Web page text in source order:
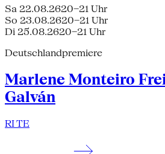
Sa 22.08.2620–21 Uhr
So 23.08.2620–21 Uhr
Di 25.08.2620–21 Uhr
Deutschlandpremiere
Marlene Monteiro
Galván
RI TE